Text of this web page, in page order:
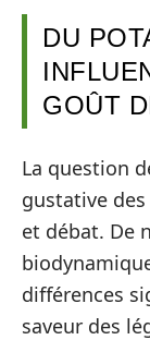
DU
GOÛT
La question
gustative
et débat. De
différences
saveur des